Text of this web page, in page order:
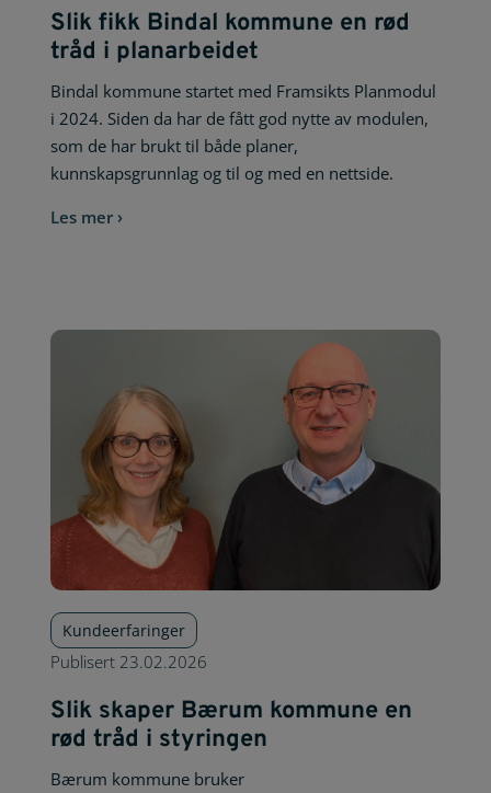
Slik fikk Bindal kommune en rød
tråd i planarbeidet
Bindal kommune startet med Framsikts Planmodul
i 2024. Siden da har de fått god nytte av modulen,
som de har brukt til både planer,
kunnskapsgrunnlag og til og med en nettside.
Les mer ›
Kundeerfaringer
Publisert 23.02.2026
Slik skaper Bærum kommune en
rød tråd i styringen
Bærum kommune bruker